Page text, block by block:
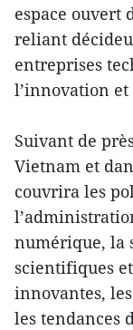
espace ouvert
reliant
entreprises
l’innovation et
Suivant de
Vietnam et
couvrira les
numérique, la
scientifiques
innovantes,
les tendances